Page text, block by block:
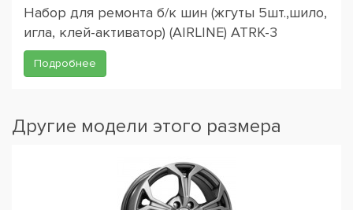
Набор для ремонта б/к шин (жгуты 5шт.,шило,
игла, клей-активатор) (AIRLINE) ATRK-3
Подробнее
Другие модели этого размера